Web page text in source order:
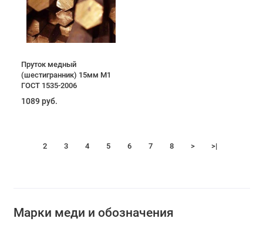
Пруток медный
(шестигранник) 15мм М1
ГОСТ 1535-2006
1089 руб.
2 3 4 5 6 7 8 > >|
Марки меди и обозначения